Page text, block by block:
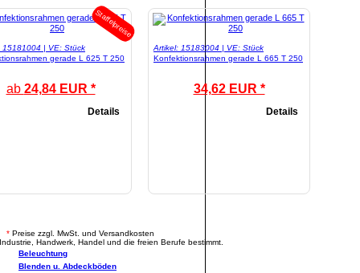
Staffelpreise
15181004 | VE: Stück
gerade L 625 T 250
ab 24,84 EUR *
Details
Artikel: 15183004 | VE: Stück
Konfektionsrahmen gerade L 665 T 250
34,62 EUR *
Details
* Preise zzgl. MwSt. und Versandkosten
Handwerk, Handel und die freien Berufe bestimmt.
Beleuchtung
Blenden u. Abdeckböden